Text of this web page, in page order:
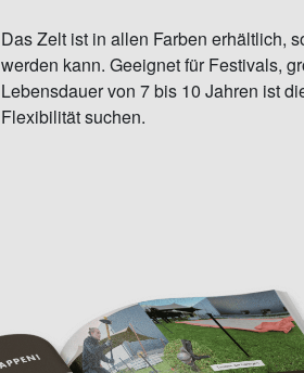
Das Zelt ist in allen Farben erhältlich,
werden kann. Geeignet für Festivals,
Lebensdauer von 7 bis 10 Jahren ist
Flexibilität suchen.